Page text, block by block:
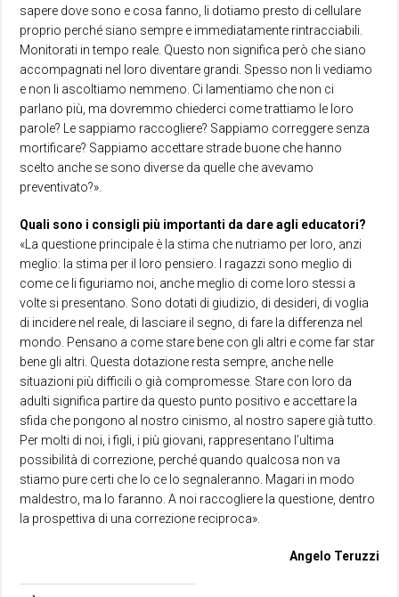
sapere dove sono e cosa fanno, li dotiamo presto di cellulare
proprio perché siano sempre e immediatamente rintracciabili.
Monitorati in tempo reale. Questo non significa però che siano
accompagnati nel loro diventare grandi. Spesso non li vediamo
e non li ascoltiamo nemmeno. Ci lamentiamo che non ci
parlano più, ma dovremmo chiederci come trattiamo le loro
parole? Le sappiamo raccogliere? Sappiamo correggere senza
mortificare? Sappiamo accettare strade buone che hanno
scelto anche se sono diverse da quelle che avevamo
preventivato?».
Quali sono i consigli più importanti da dare agli educatori?
«La questione principale è la stima che nutriamo per loro, anzi
meglio: la stima per il loro pensiero. I ragazzi sono meglio di
come ce li figuriamo noi, anche meglio di come loro stessi a
volte si presentano. Sono dotati di giudizio, di desideri, di voglia
di incidere nel reale, di lasciare il segno, di fare la differenza nel
mondo. Pensano a come stare bene con gli altri e come far star
bene gli altri. Questa dotazione resta sempre, anche nelle
situazioni più difficili o già compromesse. Stare con loro da
adulti significa partire da questo punto positivo e accettare la
sfida che pongono al nostro cinismo, al nostro sapere già tutto.
Per molti di noi, i figli, i più giovani, rappresentano l’ultima
possibilità di correzione, perché quando qualcosa non va
stiamo pure certi che lo ce lo segnaleranno. Magari in modo
maldestro, ma lo faranno. A noi raccogliere la questione, dentro
la prospettiva di una correzione reciproca».
Angelo Teruzzi